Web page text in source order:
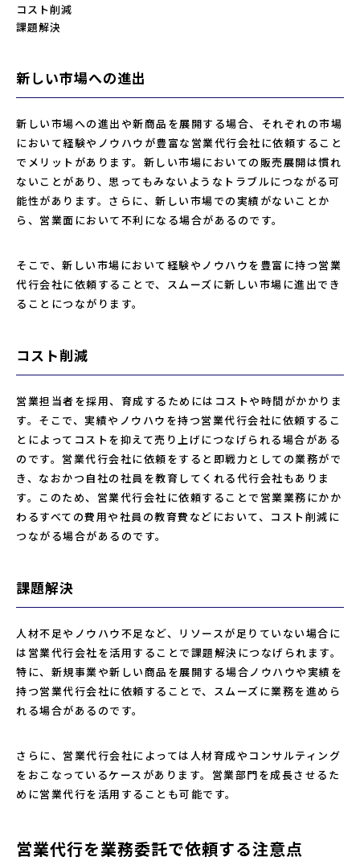
コスト削減
課題解決
新しい市場への進出
新しい市場への進出や新商品を展開する場合、それぞれの市場
において経験やノウハウが豊富な営業代行会社に依頼すること
でメリットがあります。新しい市場においての販売展開は慣れ
ないことがあり、思ってもみないようなトラブルにつながる可
能性があります。さらに、新しい市場での実績がないことか
ら、営業面において不利になる場合があるのです。
そこで、新しい市場において経験やノウハウを豊富に持つ営業
代行会社に依頼することで、スムーズに新しい市場に進出でき
ることにつながります。
コスト削減
営業担当者を採用、育成するためにはコストや時間がかかりま
す。そこで、実績やノウハウを持つ営業代行会社に依頼するこ
とによってコストを抑えて売り上げにつなげられる場合がある
のです。営業代行会社に依頼をすると即戦力としての業務がで
き、なおかつ自社の社員を教育してくれる代行会社もありま
す。このため、営業代行会社に依頼することで営業業務にかか
わるすべての費用や社員の教育費などにおいて、コスト削減に
つながる場合があるのです。
課題解決
人材不足やノウハウ不足など、リソースが足りていない場合に
は営業代行会社を活用することで課題解決につなげられます。
特に、新規事業や新しい商品を展開する場合ノウハウや実績を
持つ営業代行会社に依頼することで、スムーズに業務を進めら
れる場合があるのです。
さらに、営業代行会社によっては人材育成やコンサルティング
をおこなっているケースがあります。営業部門を成長させるた
めに営業代行を活用することも可能です。
営業代行を業務委託で依頼する注意点